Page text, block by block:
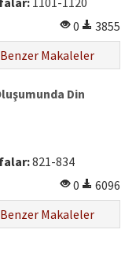
0
3855
Benzer Makaleler
Din
821-834
0
6096
Benzer Makaleler